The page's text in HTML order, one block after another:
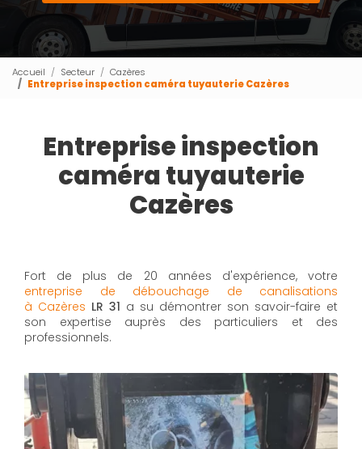
Accueil Secteur
Cazères
Entreprise inspection caméra tuyauterie Cazères
Entreprise inspection
caméra tuyauterie
Cazères
Fort de plus de 20 années d'expérience, votre
entreprise de débouchage de canalisations
à Cazères LR 31 a su démontrer son savoir-faire et
son expertise auprès des particuliers et des
professionnels.